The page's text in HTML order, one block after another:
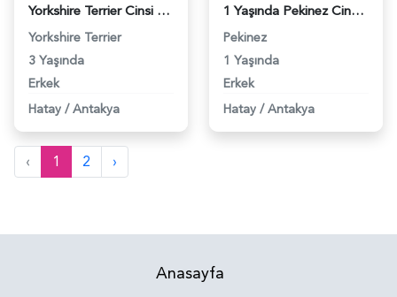
Yorkshire Terrier Cinsi Oğlumuza Gelin Arıyoruz - 9138
Yorkshire Terrier
3 Yaşında
Erkek
Hatay / Antakya
1 Yaşında Pekinez Cinsi Oğlumuza Eş Arıyoruz - 9609
Pekinez
1 Yaşında
Erkek
Hatay / Antakya
‹ 1 2 ›
Anasayfa